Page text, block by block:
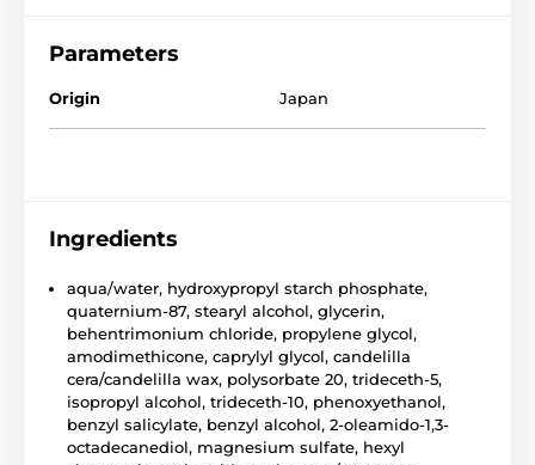
Parameters
Origin Japan
Ingredients
aqua/water, hydroxypropyl starch phosphate,
quaternium-87, stearyl alcohol, glycerin,
behentrimonium chloride, propylene glycol,
amodimethicone, caprylyl glycol, candelilla
cera/candelilla wax, polysorbate 20, trideceth-5,
isopropyl alcohol, trideceth-10, phenoxyethanol,
benzyl salicylate, benzyl alcohol, 2-oleamido-1,3-
octadecanediol, magnesium sulfate, hexyl